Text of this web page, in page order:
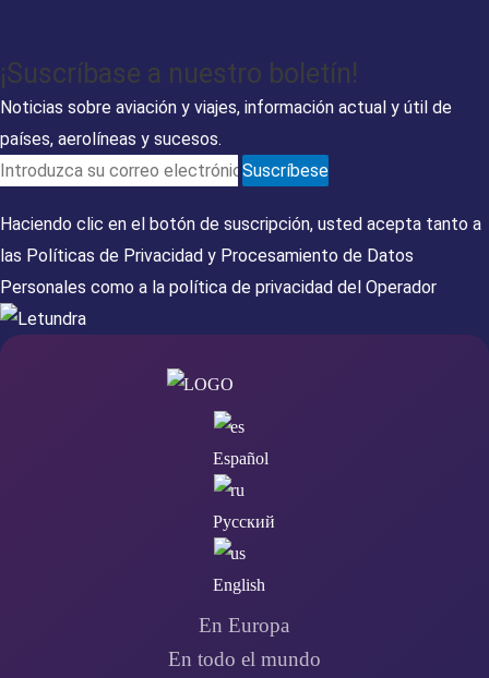
¡Suscríbase a nuestro boletín!
Noticias sobre aviación y viajes, información actual y útil de
países, aerolíneas y sucesos.
Suscríbese
Haciendo clic en el botón de suscripción, usted acepta tanto a
las Políticas de Privacidad y Procesamiento de Datos
Personales como a la política de privacidad del Operador
En Europa
En todo el mundo
Español
Русский
English